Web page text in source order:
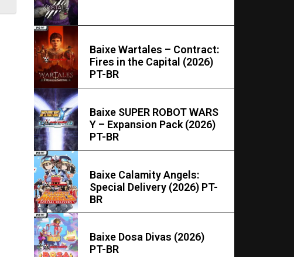
Baixe Wartales – Contract:
Fires in the Capital (2026)
PT-BR
Baixe SUPER ROBOT WARS
Y – Expansion Pack (2026)
PT-BR
Baixe Calamity Angels:
Special Delivery (2026) PT-
BR
Baixe Dosa Divas (2026)
PT-BR